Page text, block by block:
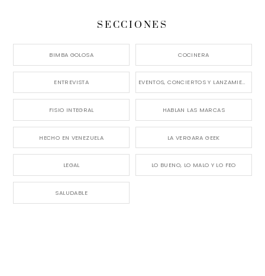
SECCIONES
BIMBA GOLOSA COCINERA
ENTREVISTA EVENTOS, CONCIERTOS Y LANZAMIENTOS
FISIO INTEGRAL HABLAN LAS MARCAS
HECHO EN VENEZUELA LA VERGARA GEEK
LEGAL LO BUENO, LO MALO Y LO FEO
SALUDABLE